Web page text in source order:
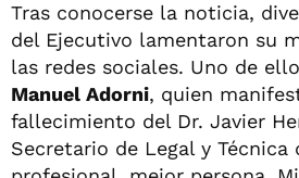
Tras conocerse la noticia,
del Ejecutivo lamentaron su
las redes sociales. Uno de
Manuel Adorni, quien
fallecimiento del Dr. Javier
Secretario de Legal y Técnica